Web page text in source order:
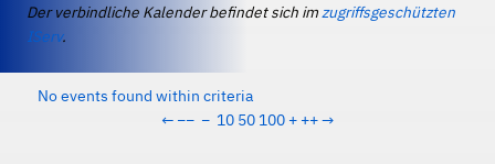
Der verbindliche Kalender befindet sich imzugriffsgeschützten
IServ.
No events found within criteria
← −− − 10 50 100 + ++→